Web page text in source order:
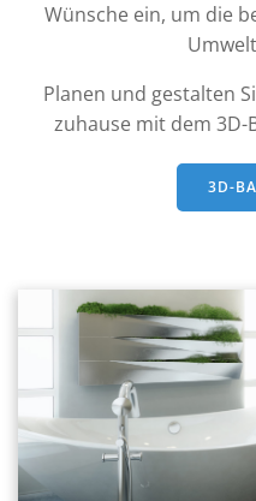
Wünsche ein, um die
Planen und gestalten
zuhause mit dem 3D-
3D-